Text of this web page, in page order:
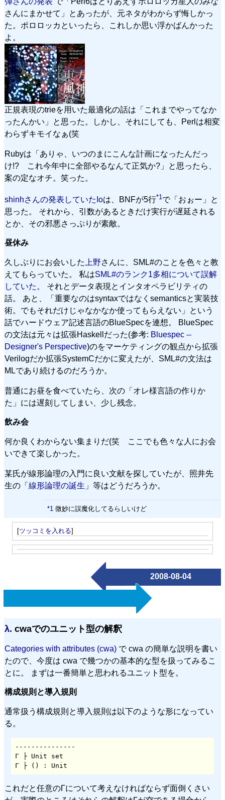
さんにまかせて」とあったが、元ネタがわからず悔しかっ
た。ポロロッカといったら、これしか思い浮かばんかった
よ。
正規表現のtrieを用いた最適化の話は「これまでやってなか
ったんかい」と思った。しかし、それにしても、Perlは相変
わらずキモイなぁ(笑
Rubyは「ありゃ、いつのまにこんな計画になったんだっ
け!? これ今年中に全部やるなんて正気か?」と思ったら、
案の定なオチ。笑った。
shinhさんの発表していたIoは、BNFが5行*1で「おぉー」と
思った。 それから、引数があるときだけ実行が遅延される
とか、その邪悪さっぷりが素敵。
昼休み
久しぶりにお会いした 上野さんに、SML#のことを色々と教
えてもらっていた。 私はSML#のランク1多相について誤解
していた 。 それとデータ表現とインタオペラビリティの
話。 あと、「重要なのはsyntaxではなくsemanticsと実装技
術。でもそれだけじゃなかなか使ってもらえない」という
話でハードウェア記述言語のBlueSpecを連想。 BlueSpec
の文法は元々は拡張Haskellだった(参考: Bluespec --
Designer's Perspective)のをマーケティングの観点から拡張
Verilogだか拡張SystemCだかに変えたが、SML#の文法は
MLであり続けるのだろうか。
普通にお昼を食べていたら、次の「オレ様言語の作りか
た」には遅刻してしまい、少し残念。
飲み会
何か良くわからない集まりだ(笑 ここでも色々な人にお会
いできて楽しかった。
某氏が線形論理の入門に良い文献を探していたが、照井先
生の「 線形論理の誕生 」等はどうだろうか。
*1 微妙に誤魔化してるらしいけど
[ツッコミを入れる]
2008-08-04
λ. cwaでのユニット型の解釈
Categories with attributes (cwa) で cwa の簡単な説明を書い
たので、今度は cwa で幾つかの基本的な型を扱ってみるこ
とに。 まずは一番簡単と思われるユニット型を。
構成規則と導入規則
通常扱う構成規則と導入規則は以下のような形になってい
る。
---------------
Γ ├ Unit set
Γ ├ () : Unit
これだと任意のΓについて考えなければならず面倒くさい